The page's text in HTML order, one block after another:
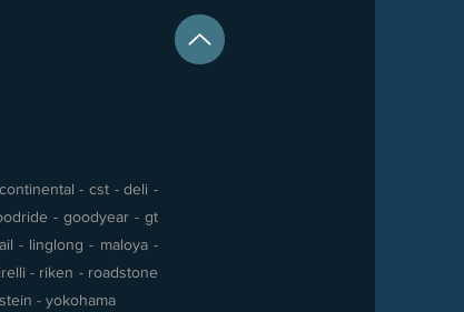
- cst - deli -
- goodyear - gt
- linglong - maloya -
- riken - roadstone
- yokohama